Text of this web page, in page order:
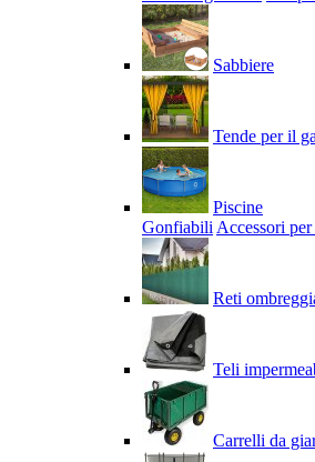
Sabbiere
Tende per il
Piscine
Gonfiabili Accessori
Reti
Teli
Carrelli da